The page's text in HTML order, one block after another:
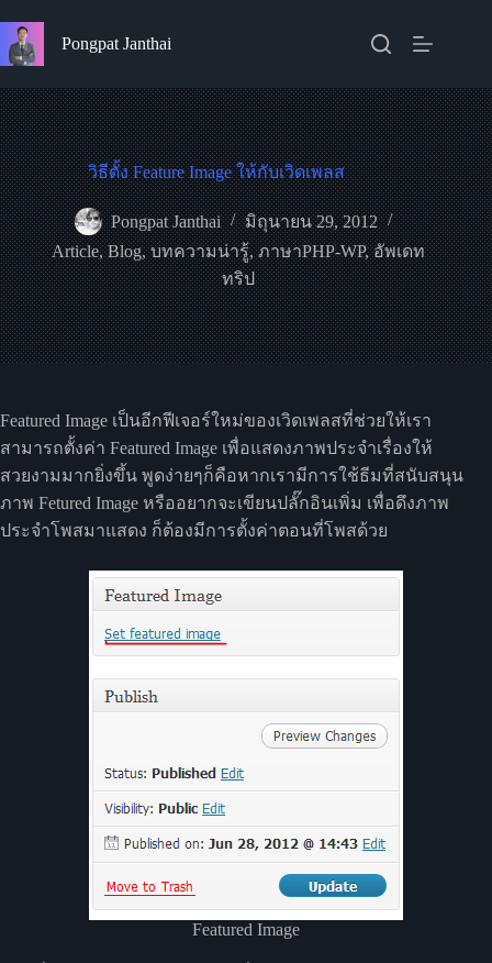
to
content
Pongpat Janthai
วิธีตั้ง Feature Image ให้กับเวิดเพลส
Pongpat Janthai
มิถุนายน 29, 2012
Article,Blog,บทความน่ารู้,ภาษาPHP-WP,อัพเดท
ทริป
Featured Image เป็นอีกฟีเจอร์ใหม่ของเวิดเพลสที่ช่วยให้เรา
สามารถตั้งค่า Featured Image เพื่อแสดงภาพประจำเรื่องให้
สวยงามมากยิ่งขึ้น พูดง่ายๆก็คือหากเรามีการใช้ธีมที่สนับสนุน
ภาพ Fetured Image หรืออยากจะเขียนปลั๊กอินเพิ่ม เพื่อดึงภาพ
ประจำโพสมาแสดง ก็ต้องมีการตั้งค่าตอนที่โพสด้วย
Featured Image